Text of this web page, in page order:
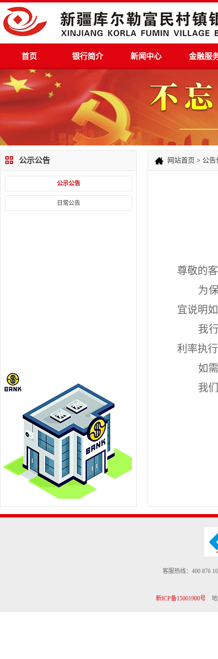
首页 银行简介 新闻中心 金融服
公示公告
公示公告
日常公告
网站首页 > 公告
尊敬的
为
宜说明
我
利率执
如
我
客服热线：400 876
新ICP备15001900号地